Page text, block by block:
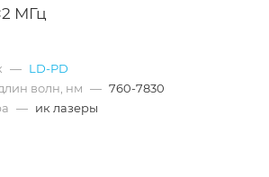
МГц
— LD-PD
волн, нм — 760-7830
— ик лазеры